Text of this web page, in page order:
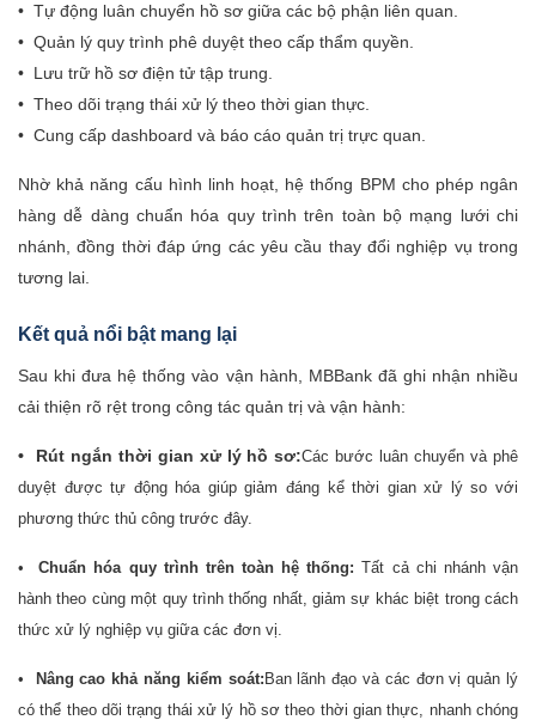
• Tự động luân chuyển hồ sơ giữa các bộ phận liên quan.
• Quản lý quy trình phê duyệt theo cấp thẩm quyền.
• Lưu trữ hồ sơ điện tử tập trung.
• Theo dõi trạng thái xử lý theo thời gian thực.
• Cung cấp dashboard và báo cáo quản trị trực quan.
Nhờ khả năng cấu hình linh hoạt, hệ thống BPM cho phép ngân
hàng dễ dàng chuẩn hóa quy trình trên toàn bộ mạng lưới chi
nhánh, đồng thời đáp ứng các yêu cầu thay đổi nghiệp vụ trong
tương lai.
Kết quả nổi bật mang lại
Sau khi đưa hệ thống vào vận hành, MBBank đã ghi nhận nhiều
cải thiện rõ rệt trong công tác quản trị và vận hành:
• Rút ngắn thời gian xử lý hồ sơ:Các bước luân chuyển và phê
duyệt được tự động hóa giúp giảm đáng kể thời gian xử lý so với
phương thức thủ công trước đây.
•Chuẩn hóa quy trình trên toàn hệ thống:Tất cả chi nhánh vận
hành theo cùng một quy trình thống nhất, giảm sự khác biệt trong cách
thức xử lý nghiệp vụ giữa các đơn vị.
• Nâng cao khả năng kiểm soát: Ban lãnh đạo và các đơn vị quản lý
có thể theo dõi trạng thái xử lý hồ sơ theo thời gian thực, nhanh chóng